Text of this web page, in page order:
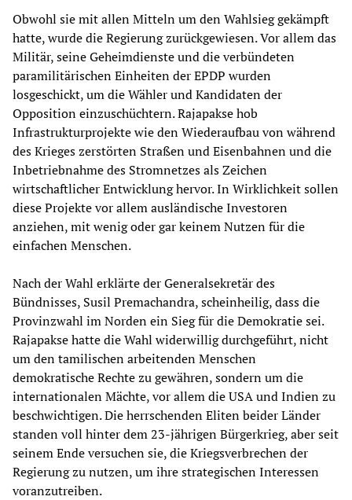
Obwohl sie mit allen Mitteln um den Wahlsieg gekämpft
hatte, wurde die Regierung zurückgewiesen. Vor allem das
Militär, seine Geheimdienste und die verbündeten
paramilitärischen Einheiten der EPDP wurden
losgeschickt, um die Wähler und Kandidaten der
Opposition einzuschüchtern. Rajapakse hob
Infrastrukturprojekte wie den Wiederaufbau von während
des Krieges zerstörten Straßen und Eisenbahnen und die
Inbetriebnahme des Stromnetzes als Zeichen
wirtschaftlicher Entwicklung hervor. In Wirklichkeit sollen
diese Projekte vor allem ausländische Investoren
anziehen, mit wenig oder gar keinem Nutzen für die
einfachen Menschen.
Nach der Wahl erklärte der Generalsekretär des
Bündnisses, Susil Premachandra, scheinheilig, dass die
Provinzwahl im Norden ein Sieg für die Demokratie sei.
Rajapakse hatte die Wahl widerwillig durchgeführt, nicht
um den tamilischen arbeitenden Menschen
demokratische Rechte zu gewähren, sondern um die
internationalen Mächte, vor allem die USA und Indien zu
beschwichtigen. Die herrschenden Eliten beider Länder
standen voll hinter dem 23-jährigen Bürgerkrieg, aber seit
seinem Ende versuchen sie, die Kriegsverbrechen der
Regierung zu nutzen, um ihre strategischen Interessen
voranzutreiben.